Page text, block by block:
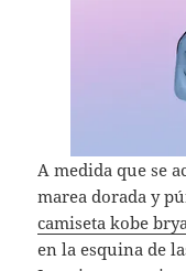
A medida que se
marea dorada y
camiseta kobe
en la esquina de